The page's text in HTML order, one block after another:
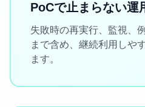
PoCで止まらない運
失敗時の再実行、監視、
まで含め、継続利用しや
ます。